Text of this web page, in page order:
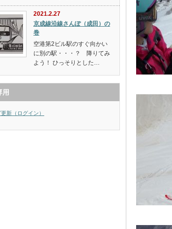
2021.2.27
京成線沿線さんぽ（成田）の
巻
空港第2ビル駅のすぐ向かい
に別の駅・・・？ 降りてみ
よう！ ひっそりとした…
用
新（ログイン）